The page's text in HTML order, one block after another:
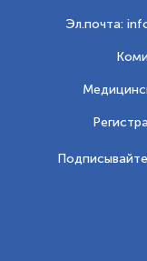
Эл.почта: